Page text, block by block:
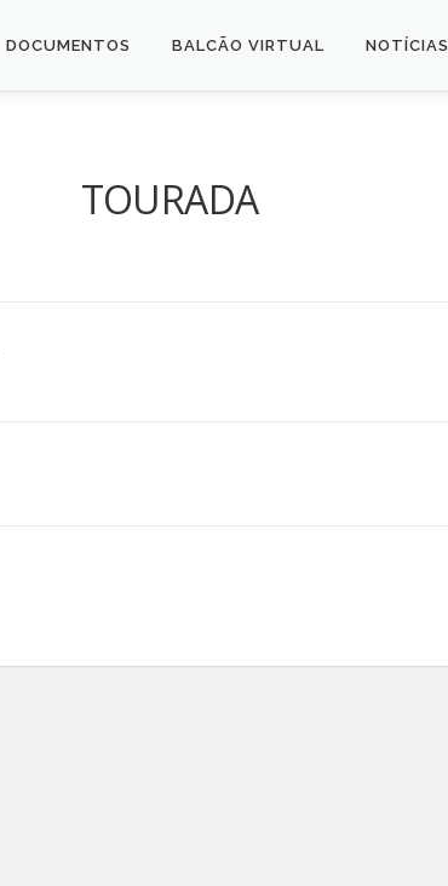
DOCUMENTOS BALCÃO VIRTUAL NOTÍCIAS
TOURADA